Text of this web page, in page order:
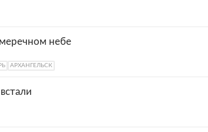
небе
АРХАНГЕЛЬСК